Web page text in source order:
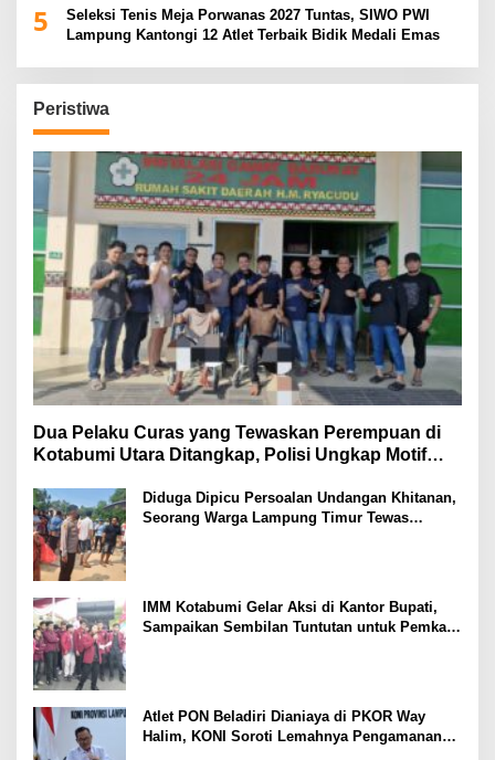
5
Seleksi Tenis Meja Porwanas 2027 Tuntas, SIWO PWI
Lampung Kantongi 12 Atlet Terbaik Bidik Medali Emas
Peristiwa
Dua Pelaku Curas yang Tewaskan Perempuan di
Kotabumi Utara Ditangkap, Polisi Ungkap Motif
Diduga Dipicu Persoalan Undangan Khitanan,
Seorang Warga Lampung Timur Tewas
IMM Kotabumi Gelar Aksi di Kantor Bupati,
Sampaikan Sembilan Tuntutan untuk Pemkab
Atlet PON Beladiri Dianiaya di PKOR Way
Halim, KONI Soroti Lemahnya Pengamanan